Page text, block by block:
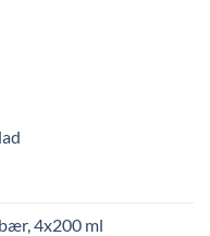
4x200 ml